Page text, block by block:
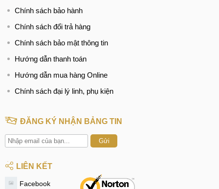
Chính sách bảo hành
Chính sách đổi trả hàng
Chính sách bảo mật thông tin
Hướng dẫn thanh toán
Hướng dẫn mua hàng Online
Chính sách đại lý linh, phụ kiện
ĐĂNG KÝ NHẬN BẢNG TIN
Gửi
LIÊN KẾT
Facebook